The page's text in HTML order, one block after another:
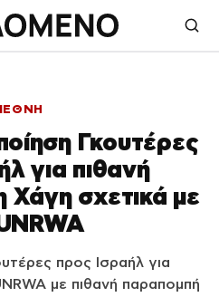
Γκουτέρες
για πιθανή
Χάγη σχετικά με
προς Ισραήλ για
με πιθανή παραπομπή